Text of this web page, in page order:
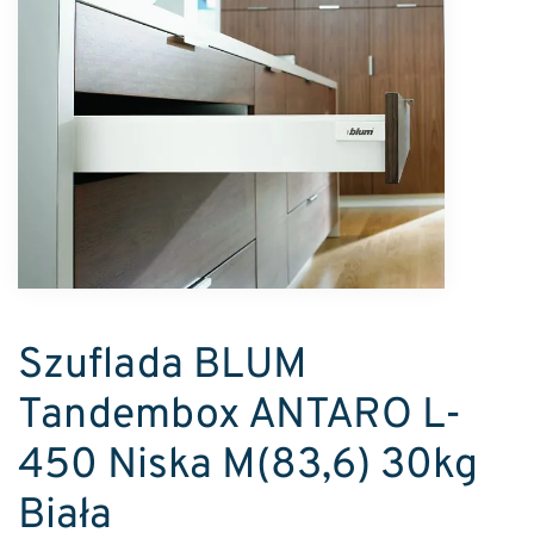
Szuflada BLUM
Tandembox ANTARO L-
450 Niska M(83,6) 30kg
Biała